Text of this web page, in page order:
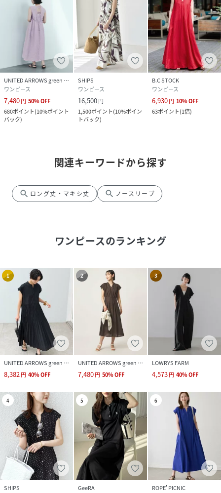
UNITED ARROWS green label relaxing
ワンピース
7,480円 50%OFF
680ポイント(10%ポイント
バック)
SHIPS
ワンピース
16,500円
1,500ポイント(10%ポイン
トバック)
B.C STOCK
ワンピース
6,930円 10%OFF
63ポイント(1倍)
関連キーワードから探す
search ロング丈・マキシ丈 search ノースリーブ
ワンピースのランキング
1
UNITED ARROWS green label relaxing
8,382円 40%OFF
2
UNITED ARROWS green label relaxing
7,480円 50%OFF
3
LOWRYS FARM
4,573円 40%OFF
4
SHIPS
5
GeeRA
6
ROPE' PICNIC